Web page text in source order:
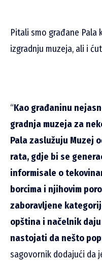
Pitali smo građane
izgradnju muzeja, ali i
“Kao građaninu
gradnja muzeja za
Pala zaslužuju Muzej
rata, gdje bi se
informisale o
borcima i njihovim
zaboravljene
opština i načelnik
nastojati da nešto
sagovornik dodajući da